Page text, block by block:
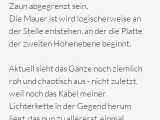
Zaun abgegrenzt sein.
Die Mauer ist wird logischerweise an
der Stelle entstehen, an der die Platte
der zweiten Höhenebene beginnt.
Aktuell sieht das Ganze noch ziemlich
roh und chaotisch aus - nicht zuletzt,
weil noch das Kabel meiner
Lichterkette in der Gegend herum